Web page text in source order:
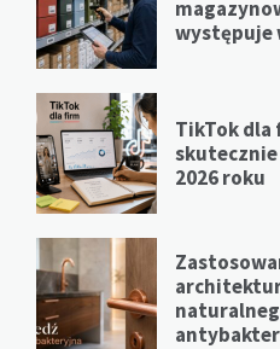
występuje
TikTok dla
2026 roku